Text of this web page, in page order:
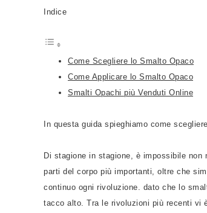
Indice
Come Scegliere lo Smalto Opaco
Come Applicare lo Smalto Opaco
Smalti Opachi più Venduti Online
In questa guida spieghiamo come
Di stagione in stagione, è impossibile
parti del corpo più importanti, oltre che
continuo ogni rivoluzione. dato che lo
tacco alto. Tra le rivoluzioni più recenti vi